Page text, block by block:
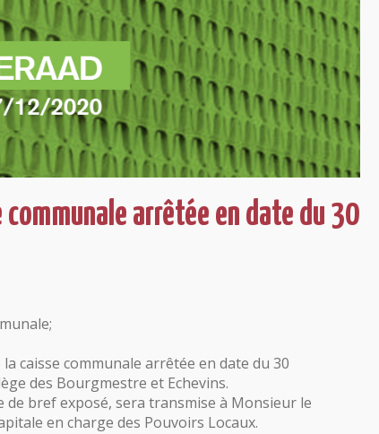
arrêtée en date du 30
caisse communale arrêtée en date du 30
des Bourgmestre et Echevins.
bref exposé, sera transmise à Monsieur le
en charge des Pouvoirs Locaux.